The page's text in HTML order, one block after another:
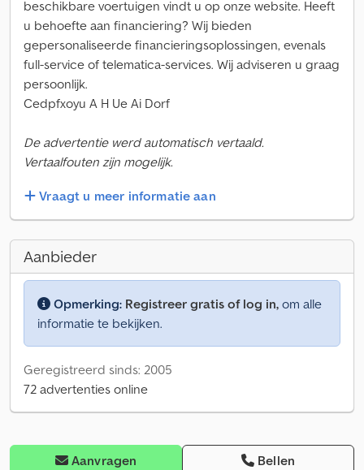
beschikbare voertuigen vindt u op onze website. Heeft
u behoefte aan financiering? Wij bieden
gepersonaliseerde financieringsoplossingen, evenals
full-service of telematica-services. Wij adviseren u graag
persoonlijk.
Cedpfxoyu A H Ue Ai Dorf
De advertentie werd automatisch vertaald.
Vertaalfouten zijn mogelijk.
Vraagt u meer informatie aan
Aanbieder
Opmerking: Registreer gratis of log in, om alle
informatie te bekijken.
Geregistreerd sinds: 2005
72 advertenties online
Aanvragen Bellen